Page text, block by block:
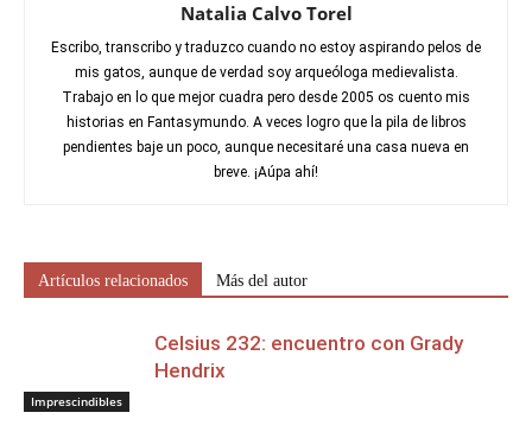
Natalia Calvo Torel
Escribo, transcribo y traduzco cuando no estoy aspirando pelos de
mis gatos, aunque de verdad soy arqueóloga medievalista.
Trabajo en lo que mejor cuadra pero desde 2005 os cuento mis
historias en Fantasymundo. A veces logro que la pila de libros
pendientes baje un poco, aunque necesitaré una casa nueva en
breve. ¡Aúpa ahí!
Artículos relacionados Más del autor
Imprescindibles
Celsius 232: encuentro con Grady
Hendrix